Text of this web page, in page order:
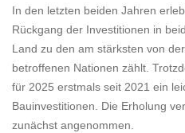
In den letzten beiden Jahren
Rückgang der Investitionen in
Land zu den am stärksten von
betroffenen Nationen zählt.
für 2025 erstmals seit 2021 ein
Bauinvestitionen. Die Erholung
zunächst angenommen.